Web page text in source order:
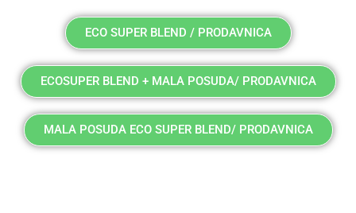
ECO SUPER BLEND / PRODAVNICA
ECOSUPER BLEND + MALA POSUDA/ PRODAVNICA
MALA POSUDA ECO SUPER BLEND/ PRODAVNICA